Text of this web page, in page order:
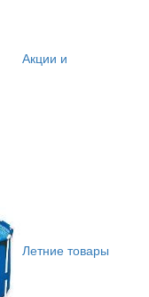
Акции и
Летние товары